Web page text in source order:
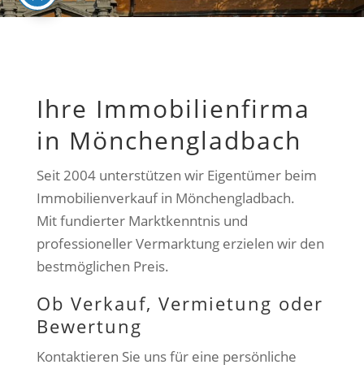
Ihre Immobilienfirma
in Mönchengladbach
Seit 2004 unterstützen wir Eigentümer beim
Immobilienverkauf in Mönchengladbach.
Mit fundierter Marktkenntnis und
professioneller Vermarktung erzielen wir den
bestmöglichen Preis.
Ob Verkauf, Vermietung oder
Bewertung
Kontaktieren Sie uns für eine persönliche